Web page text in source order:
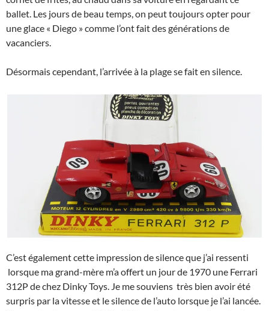
ballet. Les jours de beau temps, on peut toujours opter pour
une glace « Diego » comme l’ont fait des générations de
vacanciers.
Désormais cependant, l’arrivée à la plage se fait en silence.
C’est également cette impression de silence que j’ai ressenti
lorsque ma grand-mère m’a offert un jour de 1970 une Ferrari
312P de chez Dinky Toys. Je me souviens très bien avoir été
surpris par la vitesse et le silence de l’auto lorsque je l’ai lancée.